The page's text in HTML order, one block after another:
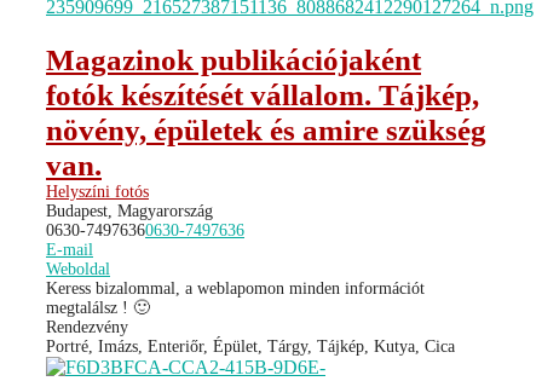
Magazinok publikációjaként
fotók készítését vállalom. Tájkép,
növény, épületek és amire szükség
van.
Helyszíni fotós
Budapest, Magyarország
0630-74976360630-7497636
E-mail
Weboldal
Keress bizalommal, a weblapomon minden információt
megtalálsz ! 🙂
Rendezvény
Portré, Imázs, Enteriőr, Épület, Tárgy, Tájkép, Kutya, Cica